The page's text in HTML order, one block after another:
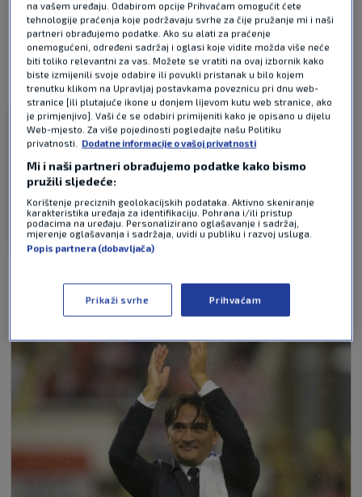
Pošalji
prije 5 tjedana
Branko
Ipak pravda ponekad pobijedi.Sve se vraća sve se
plaća.
Odgovor
NAJČITANIJE VIJESTI - FIFA WORLD CUP
na vašem uređaju. Odabirom opcije Prihvaćam omogućit ćete
tehnologije praćenja koje podržavaju svrhe za čije pružanje mi i naši
partneri obrađujemo podatke. Ako su alati za praćenje
onemogućeni, određeni sadržaj i oglasi koje vidite možda više neće
biti toliko relevantni za vas. Možete se vratiti na ovaj izbornik kako
biste izmijenili svoje odabire ili povukli pristanak u bilo kojem
trenutku klikom na Upravljaj postavkama poveznicu pri dnu web-
stranice [ili plutajuće ikone u donjem lijevom kutu web stranice, ako
je primjenjivo]. Vaši će se odabiri primijeniti kako je opisano u dijelu
Web-mjesto. Za više pojedinosti pogledajte našu Politiku
privatnosti. Dodatne informacije o vašoj privatnosti
Mi i naši partneri obrađujemo podatke kako bismo
pružili sljedeće:
Korištenje preciznih geolokacijskih podataka. Aktivno skeniranje
karakteristika uređaja za identifikaciju. Pohrana i/ili pristup
podacima na uređaju. Personalizirano oglašavanje i sadržaj,
mjerenje oglašavanja i sadržaja, uvidi u publiku i razvoj usluga.
Popis partnera (dobavljača)
Prikaži svrhe Prihvaćam